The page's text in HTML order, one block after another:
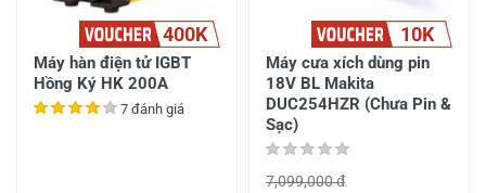
400K
Máy hàn điện tử IGBT
Hồng Ký HK 200A
7 đánh giá
10K
Máy cưa xích dùng pin
18V BL Makita
DUC254HZR (Chưa Pin &
Sạc)
7,099,000 đ